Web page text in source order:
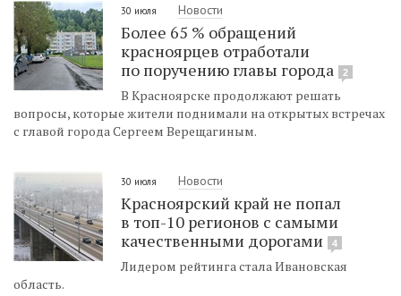
30 июля Новости
Более 65 % обращений
красноярцев отработали
по поручению главы города
2
В Красноярске продолжают решать
вопросы, которые жители поднимали на открытых встречах
с главой города Сергеем Верещагиным.
30 июля Новости
Красноярский край не попал
в топ-10 регионов с самыми
качественными дорогами
4
Лидером рейтинга стала Ивановская
область.